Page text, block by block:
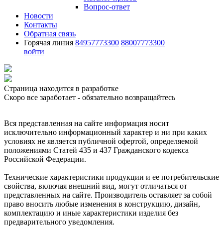
Вопрос-ответ
Новости
Контакты
Обратная связь
Горячая линия 84957773300 88007773300
войти
Страница находится в разработке
Скоро все заработает - обязательно возвращайтесь
Вся представленная на сайте информация носит
исключительно информационный характер и ни при каких
условиях не является публичной офертой, определяемой
положениями Статей 435 и 437 Гражданского кодекса
Российской Федерации.
Технические характеристики продукции и ее потребительские
свойства, включая внешний вид, могут отличаться от
представленных на сайте. Производитель оставляет за собой
право вносить любые изменения в конструкцию, дизайн,
комплектацию и иные характеристики изделия без
предварительного уведомления.